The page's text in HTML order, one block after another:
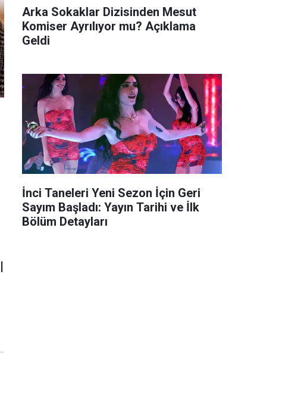
Arka Sokaklar Dizisinden Mesut
Komiser Ayrılıyor mu? Açıklama
Geldi
İnci Taneleri Yeni Sezon İçin Geri
Sayım Başladı: Yayın Tarihi ve İlk
Bölüm Detayları